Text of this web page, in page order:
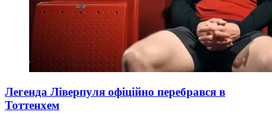
Легенда Ліверпуля офіційно перебрався в
Тоттенхем